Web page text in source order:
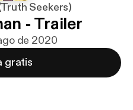
Seekers)
- Trailer
de 2020
gratis